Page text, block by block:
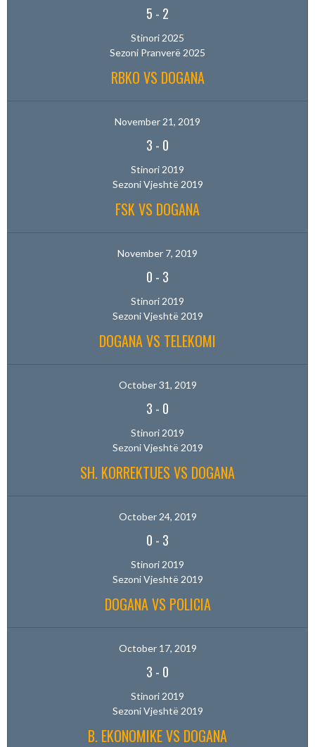
5 - 2
Stinori 2025
Sezoni Pranverë 2025
RBKO VS DOGANA
November 21, 2019
3 - 0
Stinori 2019
Sezoni Vjeshtë 2019
FSK VS DOGANA
November 7, 2019
0 - 3
Stinori 2019
Sezoni Vjeshtë 2019
DOGANA VS TELEKOMI
October 31, 2019
3 - 0
Stinori 2019
Sezoni Vjeshtë 2019
SH. KORREKTUES VS DOGANA
October 24, 2019
0 - 3
Stinori 2019
Sezoni Vjeshtë 2019
DOGANA VS POLICIA
October 17, 2019
3 - 0
Stinori 2019
Sezoni Vjeshtë 2019
B. EKONOMIKE VS DOGANA